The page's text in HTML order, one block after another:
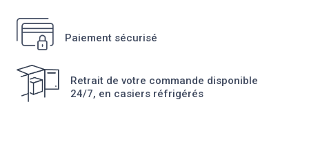
Paiement sécurisé
Retrait de votre commande disponible
24/7, en casiers réfrigérés